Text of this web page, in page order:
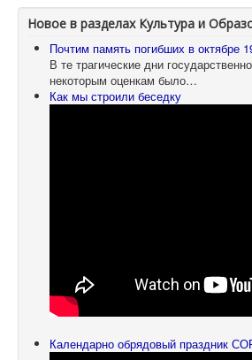
Новое в разделах Культура и
Почтим память погибших в октябре
В те трагические дни
некоторым оценкам было…
Как мы строили беседку
Календарно обрядовый праздник